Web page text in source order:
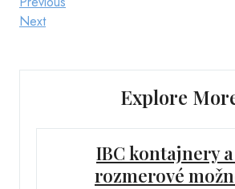
navigation
Post
Next
Next
Explore
IBC kontajnery
rozmerové